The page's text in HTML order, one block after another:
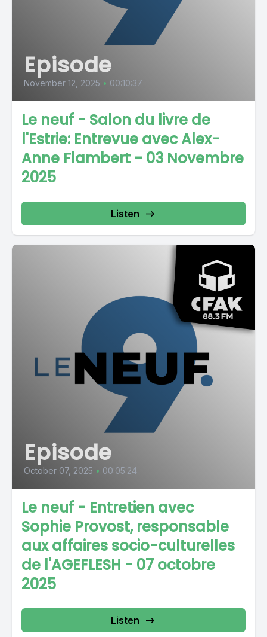
Episode
November 12, 2025 • 00:10:37
Le neuf - Salon du livre de
l'Estrie: Entrevue avec Alex-
Anne Flambert - 03 Novembre
2025
Listen
Episode
October 07, 2025 • 00:05:24
Le neuf - Entretien avec
Sophie Provost, responsable
aux affaires socio-culturelles
de l'AGEFLESH - 07 octobre
2025
Listen